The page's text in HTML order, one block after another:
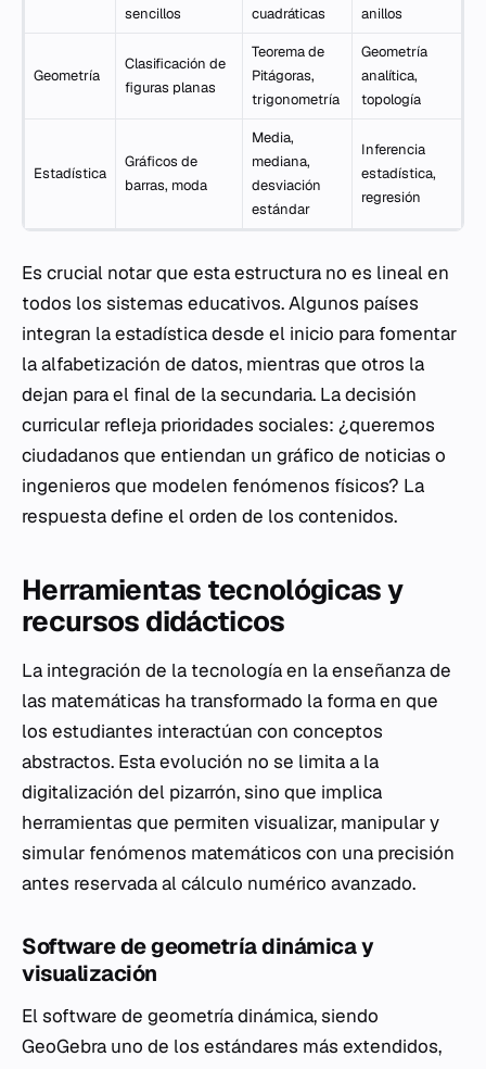
sencillos
cuadráticas
anillos
Geometría
Clasificación de
figuras planas
Teorema de
Pitágoras,
trigonometría
Geometría
analítica,
topología
Estadística
Gráficos de
barras, moda
Media,
mediana,
desviación
estándar
Inferencia
estadística,
regresión
Es crucial notar que esta estructura no es lineal en
todos los sistemas educativos. Algunos países
integran la estadística desde el inicio para fomentar
la alfabetización de datos, mientras que otros la
dejan para el final de la secundaria. La decisión
curricular refleja prioridades sociales: ¿queremos
ciudadanos que entiendan un gráfico de noticias o
ingenieros que modelen fenómenos físicos? La
respuesta define el orden de los contenidos.
Herramientas tecnológicas y
recursos didácticos
La integración de la tecnología en la enseñanza de
las matemáticas ha transformado la forma en que
los estudiantes interactúan con conceptos
abstractos. Esta evolución no se limita a la
digitalización del pizarrón, sino que implica
herramientas que permiten visualizar, manipular y
simular fenómenos matemáticos con una precisión
antes reservada al cálculo numérico avanzado.
Software de geometría dinámica y
visualización
El software de geometría dinámica, siendo
GeoGebra uno de los estándares más extendidos,